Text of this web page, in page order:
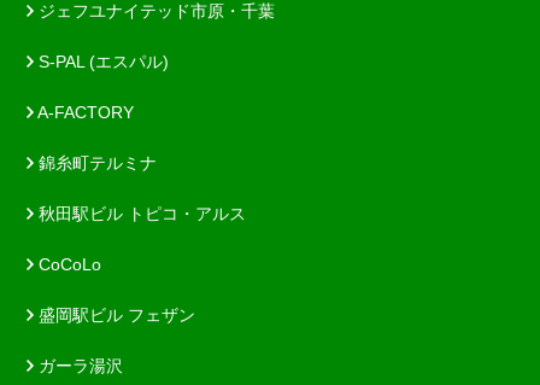
ジェフユナイテッド市原・千葉
S-PAL (エスパル)
A-FACTORY
錦糸町テルミナ
秋田駅ビル トピコ・アルス
CoCoLo
盛岡駅ビル フェザン
ガーラ湯沢